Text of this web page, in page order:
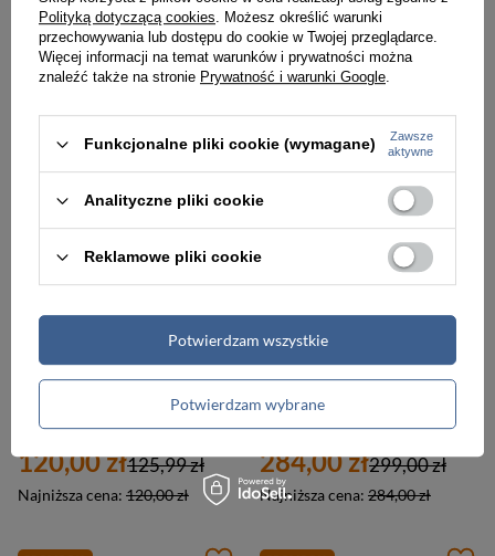
120,00 zł
Najniższa cena:120,00 zł
125,99 zł 120,00 zł
Najniższa cena: 120,00 zł
125,99 zł
-5%
120,00 zł
Najniższa cena: 120,00 zł
125,99 zł
-5%
284,00 zł
Najniższa cena: 284,00 zł
299,00 zł
Polityką dotyczącą cookies. Możesz określić warunki
przechowywania lub dostępu do cookie w Twojej przeglądarce.
Więcej informacji na temat warunków i prywatności można
znaleźć także na stronie Prywatność i warunki Google.
Funkcjonalne pliki cookie (wymagane)
Zawsze
aktywne
Analityczne pliki cookie
Reklamowe pliki cookie
Potwierdzam wybrane
Potwierdzam wszystkie